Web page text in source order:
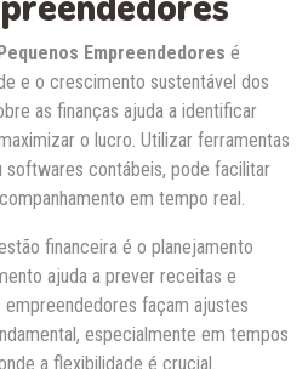
Empreendedores é
e o crescimento sustentável dos
as finanças ajuda a identificar
o lucro. Utilizar ferramentas
softwares contábeis, pode facilitar
em tempo real.
financeira é o planejamento
ajuda a prever receitas e
façam ajustes
especialmente em tempos
a flexibilidade é crucial.